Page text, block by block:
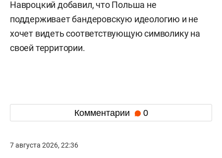
Навроцкий добавил, что Польша не
поддерживает бандеровскую идеологию и не
хочет видеть соответствующую символику на
своей территории.
Комментарии 0
7 августа 2026, 22:36